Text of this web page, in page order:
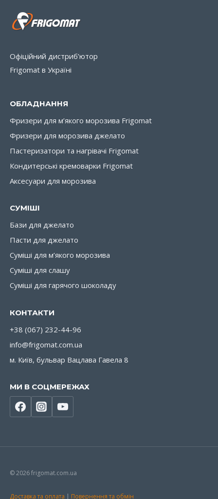
Офіційний дистриб’ютор
Frigomat в Україні
ОБЛАДНАННЯ
Фризери для м’якого морозива Frigomat
Фризери для морозива джелато
Пастеризатори та нагрівачі Frigomat
Кондитерські кремоварки Frigomat
Аксесуари для морозива
СУМІШІ
Бази для джелато
Пасти для джелато
Суміші для м’якого морозива
Суміші для слашу
Суміші для гарячого шоколаду
КОНТАКТИ
+38 (067) 232-44-96
info@frigomat.com.ua
м. Київ, бульвар Вацлава Гавела 8
МИ В СОЦМЕРЕЖАХ
© 2026 frigomat.com.ua
Доставка та оплата | Повернення та обмін